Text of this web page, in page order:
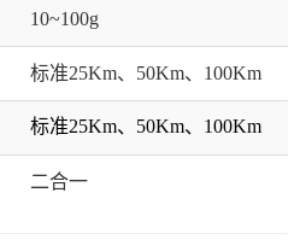
10~100g
标准25Km、50Km、100Km
标准25Km、50Km、100Km
二合一